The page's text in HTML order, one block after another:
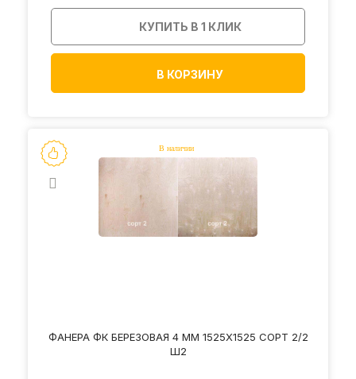
КУПИТЬ В 1 КЛИК
В КОРЗИНУ
ФАНЕРА ФК БЕРЕЗОВАЯ 4 ММ 1525Х1525 СОРТ 2/2
Ш2